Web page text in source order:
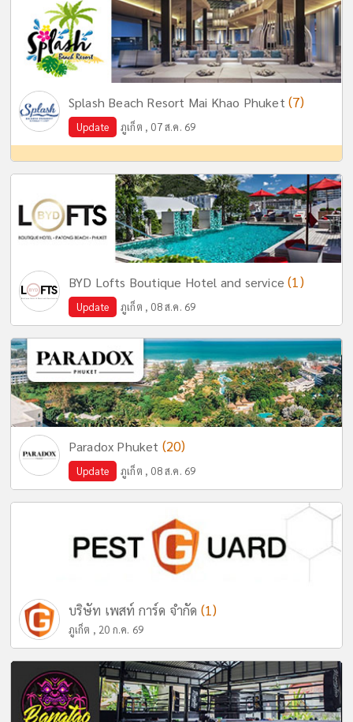
Splash Beach Resort Mai Khao Phuket (7)
Update ภูเก็ต , 07 ส.ค. 69
BYD Lofts Boutique Hotel and service(1)
Update ภูเก็ต , 08 ส.ค. 69
Paradox Phuket (20)
Update ภูเก็ต , 08 ส.ค. 69
บริษัท เพสท์ การ์ด จำกัด (1)
ภูเก็ต , 20 ก.ค. 69